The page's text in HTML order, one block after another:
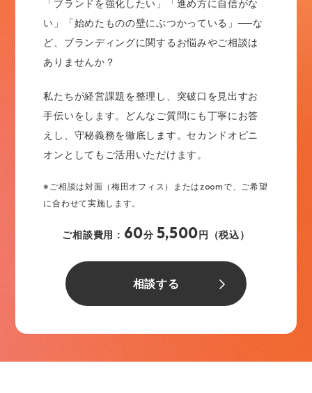
「ブランドを強化したい」「進め方に自信がな
い」「始めたものの壁にぶつかっている」──な
ど、ブランディングに関するお悩みやご相談は
ありませんか？
私たちが経営課題を整理し、突破口を見出すお
手伝いをします。どんなご質問にも丁寧にお答
えし、守秘義務を徹底します。セカンドオピニ
オンとしてもご活用いただけます。
※ご相談は対面（梅田オフィス）またはzoomで、ご希望
に合わせて実施します。
ご相談費用： 60分 5,500円（税込）
相談する